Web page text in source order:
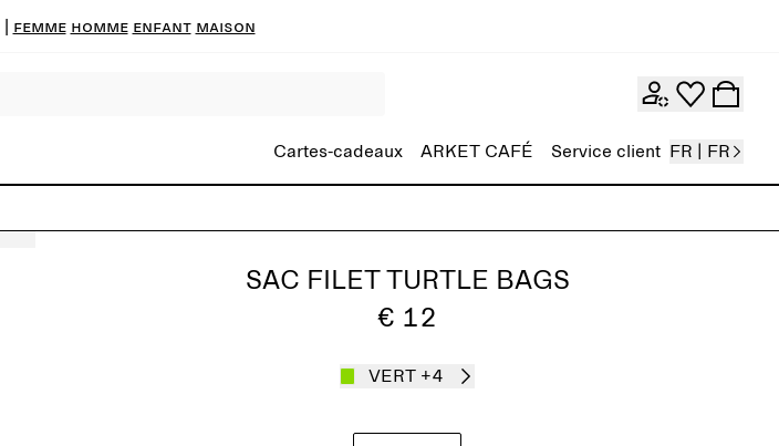
FEMME HOMME ENFANT MAISON
Cartes-cadeaux ARKET CAFÉ Service client FR | FR
SAC FILET TURTLE BAGS
€ 12
VERT +4